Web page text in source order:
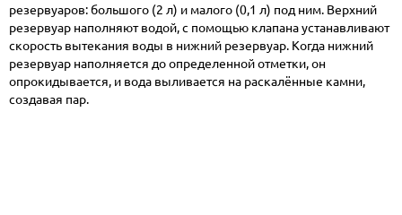
резервуаров: большого (2 л) и малого (0,1 л) под ним. Верхний
резервуар наполняют водой, с помощью клапана устанавливают
скорость вытекания воды в нижний резервуар. Когда нижний
резервуар наполняется до определенной отметки, он
опрокидывается, и вода выливается на раскалённые камни,
создавая пар.